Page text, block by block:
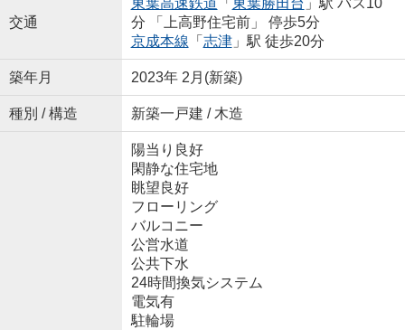
交通
東葉高速鉄道 「 東葉勝田台 」駅 バス10
分 「上高野住宅前」 停歩5分
京成本線 「 志津」駅 徒歩20分
築年月 2023年 2月(新築)
種別 / 構造 新築一戸建 / 木造
陽当り良好
閑静な住宅地
眺望良好
フローリング
バルコニー
公営水道
公共下水
24時間換気システム
電気有
駐輪場